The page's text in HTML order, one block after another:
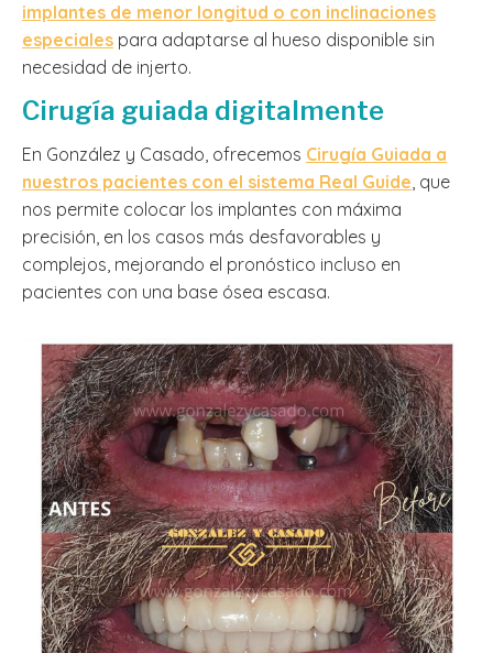
implantes de menor longitud o con inclinaciones
especiales para adaptarse al hueso disponible sin
necesidad de injerto.
Cirugía guiada digitalmente
En González y Casado, ofrecemos Cirugía Guiada a
nuestros pacientes con el sistema Real Guide, que
nos permite colocar los implantes con máxima
precisión, en los casos más desfavorables y
complejos, mejorando el pronóstico incluso en
pacientes con una base ósea escasa.